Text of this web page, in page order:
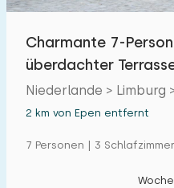
Charmante 7-
überdachter
Niederlande > Limburg
2 km von Epen entfernt
7 Personen | 3